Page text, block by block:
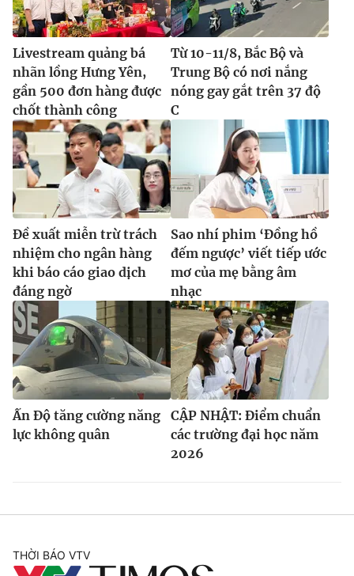
Livestream quảng bá
nhãn lồng Hưng Yên,
gần 500 đơn hàng được
chốt thành công
Từ 10-11/8, Bắc Bộ và
Trung Bộ có nơi nắng
nóng gay gắt trên 37 độ
C
Đề xuất miễn trừ trách
nhiệm cho ngân hàng
khi báo cáo giao dịch
đáng ngờ
Sao nhí phim ‘Đồng hồ
đếm ngược’ viết tiếp ước
mơ của mẹ bằng âm
nhạc
Ấn Độ tăng cường năng
lực không quân
CẬP NHẬT: Điểm chuẩn
các trường đại học năm
2026
THỜI BÁO VTV